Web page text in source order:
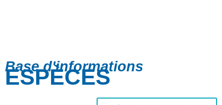
Base d'informations
ESPÈCES